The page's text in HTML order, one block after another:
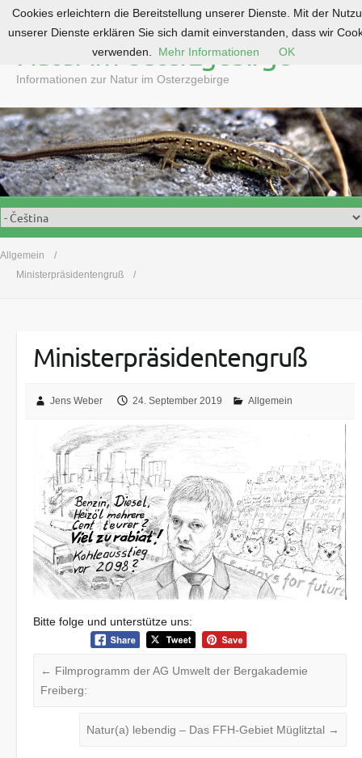
o
c
o
n
t
e
n
Natur im Osterzgebirge
Informationen zur Natur im Osterzgebirge
Allgemein
Ministerpräsidentengruß
Ministerpräsidentengruß
Jens Weber 24. September 2019 Allgemein
Bitte folge und unterstütze uns:
← Filmprogramm der AG Umwelt der Bergakademie
Freiberg:
Natur(a) lebendig – Das FFH-Gebiet Müglitztal →
Cookies erleichtern die Bereitstellung unserer Dienste. Mit der
unserer Dienste erklären Sie sich damit einverstanden, dass wir
verwenden.
Mehr Informationen OK